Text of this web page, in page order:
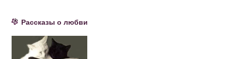
Рассказы о любви